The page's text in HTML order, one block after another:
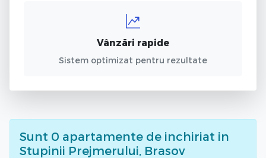
Vânzări rapide
Sistem optimizat pentru rezultate
Sunt 0 apartamente de inchiriat in
Stupinii Prejmerului, Brasov